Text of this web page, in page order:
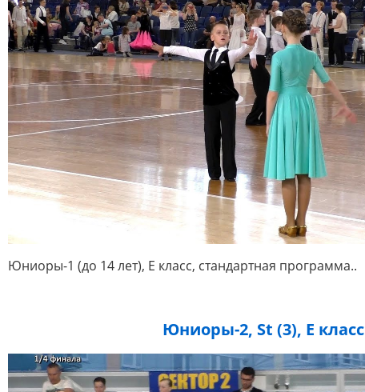
Юниоры-1 (до 14 лет), E класс, стандартная программа..
Юниоры-2, St (3), E класс